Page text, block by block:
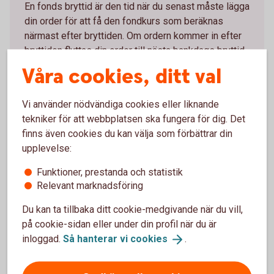
En fonds bryttid är den tid när du senast måste lägga
din order för att få den fondkurs som beräknas
närmast efter bryttiden. Om ordern kommer in efter
bryttiden flyttas din order till nästa bankdags bryttid.
Likviddag
Likviddagen är den dag som pengarna dras från ditt
konto vid ett fondköp eller när du får in pengar på
kontot efter en försäljning. Antalet dagar bestäms av
respektive fondbolag och framgår av fondens
handelsinfo.
Vad är en affärsdag?
Våra cookies, ditt val
Vi använder nödvändiga cookies eller liknande
tekniker för att webbplatsen ska fungera för dig. Det
finns även cookies du kan välja som förbättrar din
upplevelse:
Funktioner, prestanda och statistik
Relevant marknadsföring
Du kan ta tillbaka ditt cookie-medgivande när du vill,
på cookie-sidan eller under din profil när du är
inloggad. Så hanterar vi cookies .